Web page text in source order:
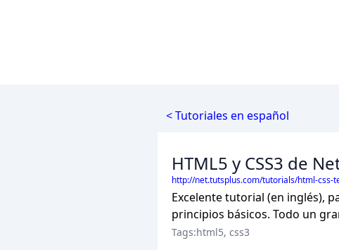
< Tutoriales en español
HTML5 y CSS3 de
http://net.tutsplus.com/tutorials/html-css-
Excelente tutorial (en inglés),
principios básicos. Todo un
Tags:html5, css3